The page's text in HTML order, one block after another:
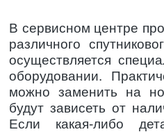
В сервисном центре
различного
осуществляется
оборудовании.
можно заменить на
будут зависеть от
Если какая-либо